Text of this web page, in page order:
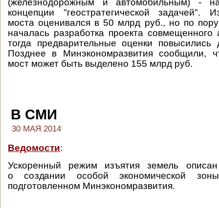
(железнодорожным и автомобильным) -
концепции "геостратегической задачей".
моста оценивался в 50 млрд руб., но по
началась разработка проекта
тогда предварительные оценки
Позднее в Минэкономразвития сообщили,
мост может быть выделено 155 млрд руб.
В СМИ
30 МАЯ 2014
Ведомости:
Ускоренный режим изъятия земель описан
о создании особой экономической
подготовленном Минэкономразвития.